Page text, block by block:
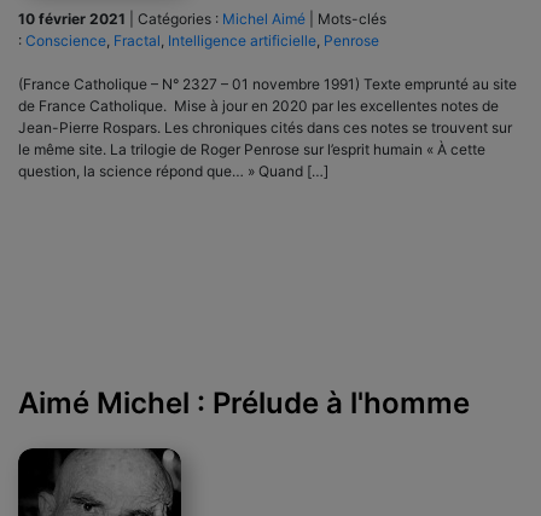
10 février 2021 Catégories : Michel Aimé
Mots-clés
: Conscience Fractal Intelligence artificielle Penrose
(France Catholique – N° 2327 – 01 novembre 1991) Texte emprunté au site
de France Catholique. Mise à jour en 2020 par les excellentes notes de
Jean-Pierre Rospars. Les chroniques cités dans ces notes se trouvent sur
le même site. La trilogie de Roger Penrose sur l’esprit humain « À cette
question, la science répond que… » Quand […]
Aimé Michel : Prélude à l'homme